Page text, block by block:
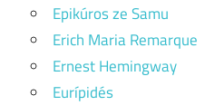
Epikúros ze Samu
Erich Maria Remarque
Ernest Hemingway
Eurípidés